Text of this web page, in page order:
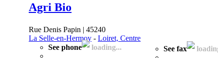
Agri Bio
Rue Denis Papin | 45240
La Selle-en-Hermoy - Loiret, Centre
See phone
loading... See fax